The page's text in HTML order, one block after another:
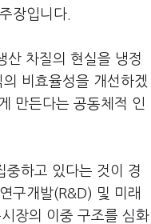
장입니다
산 차질의 현실을 냉정
비효율성을 개선하겠
만든다는 공동체적 인
중하고 있다는 것이 경
구개발(R&D) 및 미래
장의 이중 구조를 심화